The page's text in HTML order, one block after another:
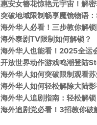
海外泰剧TV限制如何解锁？